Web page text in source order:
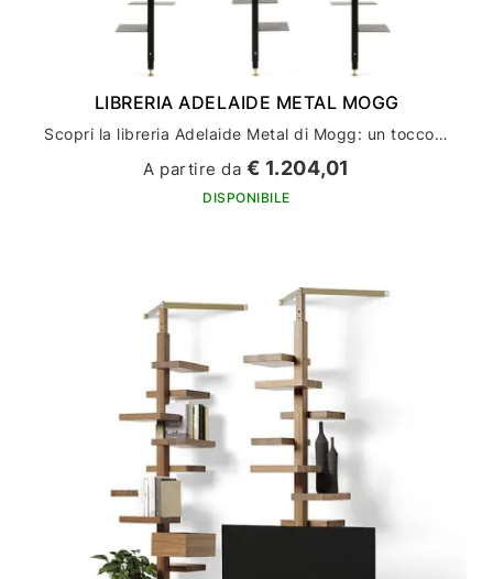
LIBRERIA ADELAIDE METAL MOGG
Scopri la libreria Adelaide Metal di Mogg: un tocco di stile per l'arredamento della tua casa
A partire da € 1.204,01
DISPONIBILE